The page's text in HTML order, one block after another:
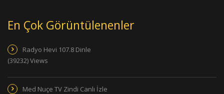
En Çok Görüntülenenler
Radyo Hevi 107.8 Dinle
(39232) Views
Med Nuçe TV Zindi Canlı İzle